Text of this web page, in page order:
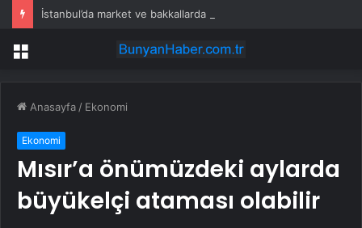
Menü
Anasayfa / Ekonomi
Ekonomi
Mısır’a önümüzdeki aylarda
büyükelçi ataması olabilir